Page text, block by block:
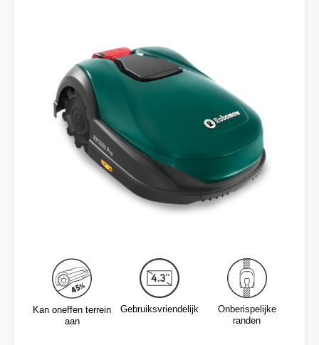
Kan oneffen terrein
aan
Gebruiksvriendelijk
Onberispelijke
randen